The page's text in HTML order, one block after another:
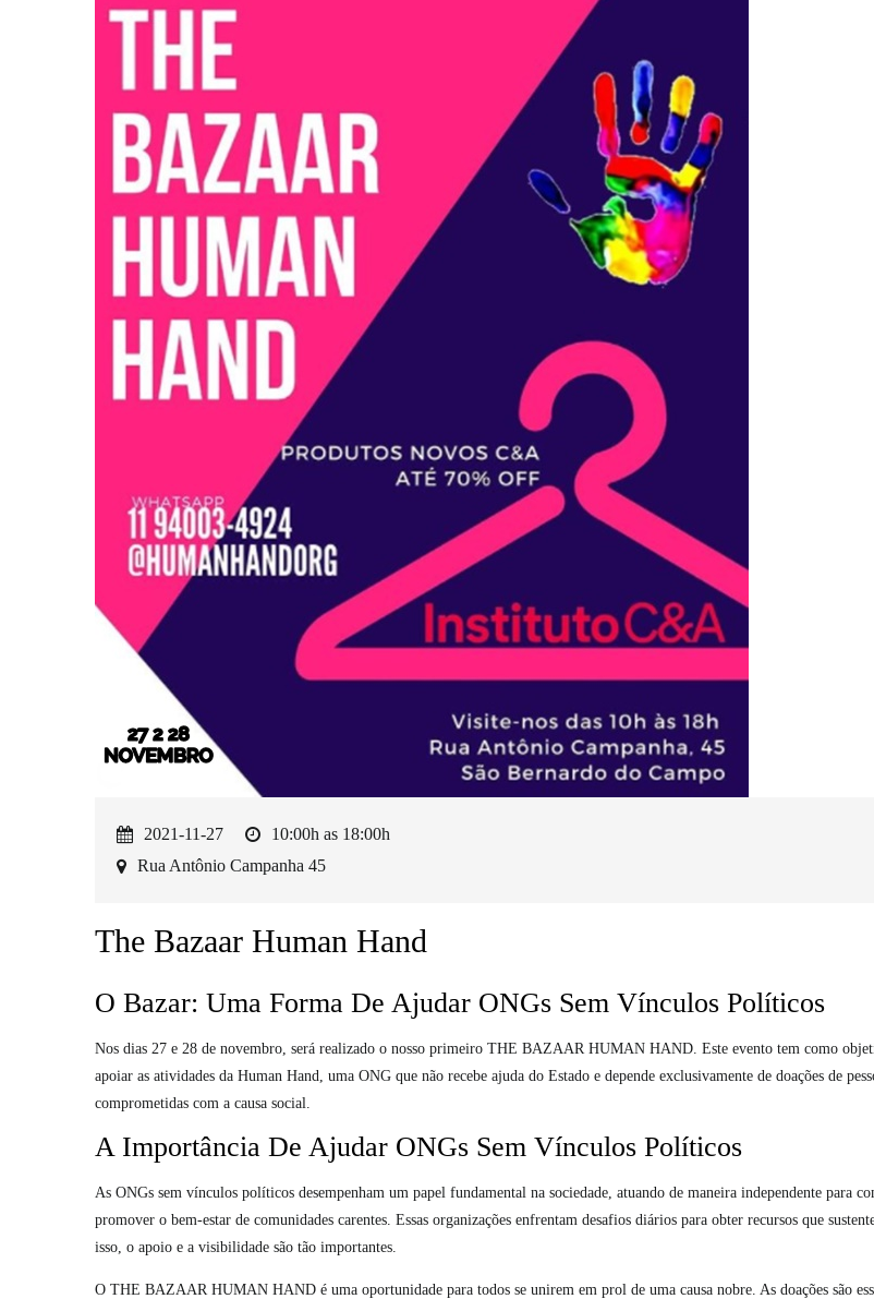
2021-11-27
10:00h as 18:00h
Rua Antônio Campanha 45
The Bazaar Human Hand
O Bazar: Uma Forma De Ajudar ONGs Sem Vínculos Políticos
Nos dias 27 e 28 de novembro, será realizado o nosso primeiro THE BAZAAR HUMAN HAND. Este evento tem como
apoiar as atividades da Human Hand, uma ONG que não recebe ajuda do Estado e depende exclusivamente de doações de
comprometidas com a causa social.
A Importância De Ajudar ONGs Sem Vínculos Políticos
As ONGs sem vínculos políticos desempenham um papel fundamental na sociedade, atuando de maneira independente para
promover o bem-estar de comunidades carentes. Essas organizações enfrentam desafios diários para obter recursos que
isso, o apoio e a visibilidade são tão importantes.
O THE BAZAAR HUMAN HAND é uma oportunidade para todos se unirem em prol de uma causa nobre. As doações são